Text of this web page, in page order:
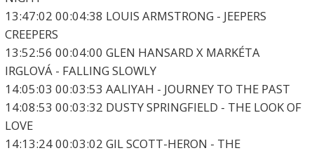
13:47:02 00:04:38 LOUIS ARMSTRONG - JEEPERS
CREEPERS
13:52:56 00:04:00 GLEN HANSARD X MARKÉTA
IRGLOVÁ - FALLING SLOWLY
14:05:03 00:03:53 AALIYAH - JOURNEY TO THE PAST
14:08:53 00:03:32 DUSTY SPRINGFIELD - THE LOOK OF
LOVE
14:13:24 00:03:02 GIL SCOTT-HERON - THE